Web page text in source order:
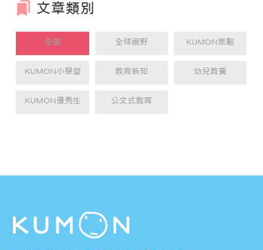
文章類別
全部 全球視野 KUMON焦點
KUMON小學堂 教育新知 幼兒教養
KUMON優秀生 公文式教育